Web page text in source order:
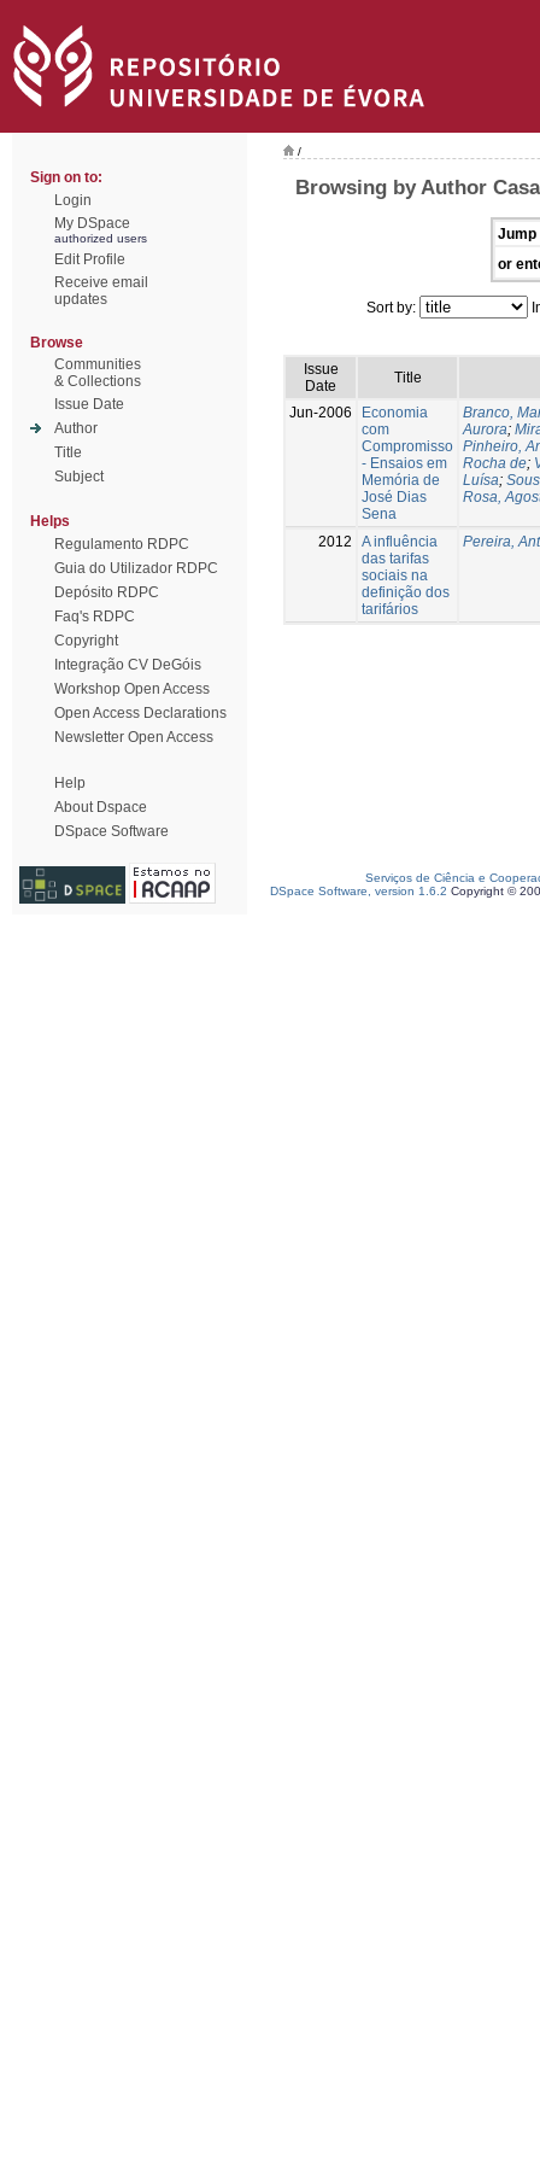
Sign on to:
Login
My DSpace
authorized users
Edit Profile
Receive email
updates
Browse
Communities
& Collections
Issue Date
Author
Title
Subject
Helps
Regulamento RDPC
Guia do Utilizador RDPC
Depósito RDPC
Faq's RDPC
Copyright
Integração CV DeGóis
Workshop Open Access
Open Access Declarations
Newsletter Open Access
Help
About Dspace
DSpace Software
/
Browsing by Author
Jump
or
Sort by:
Issue
Date
Title
Jun-2006
Economia
com
Compromisso
- Ensaios em
Memória de
José Dias
Sena
Branco,
Aurora;
Pinheiro,
Rocha de;
Luísa;
Rosa,
2012
A influência
das tarifas
sociais na
definição dos
tarifários
Pereira,
Serviços de Ciência e
DSpace Software, version 1.6.2 Copyright ©